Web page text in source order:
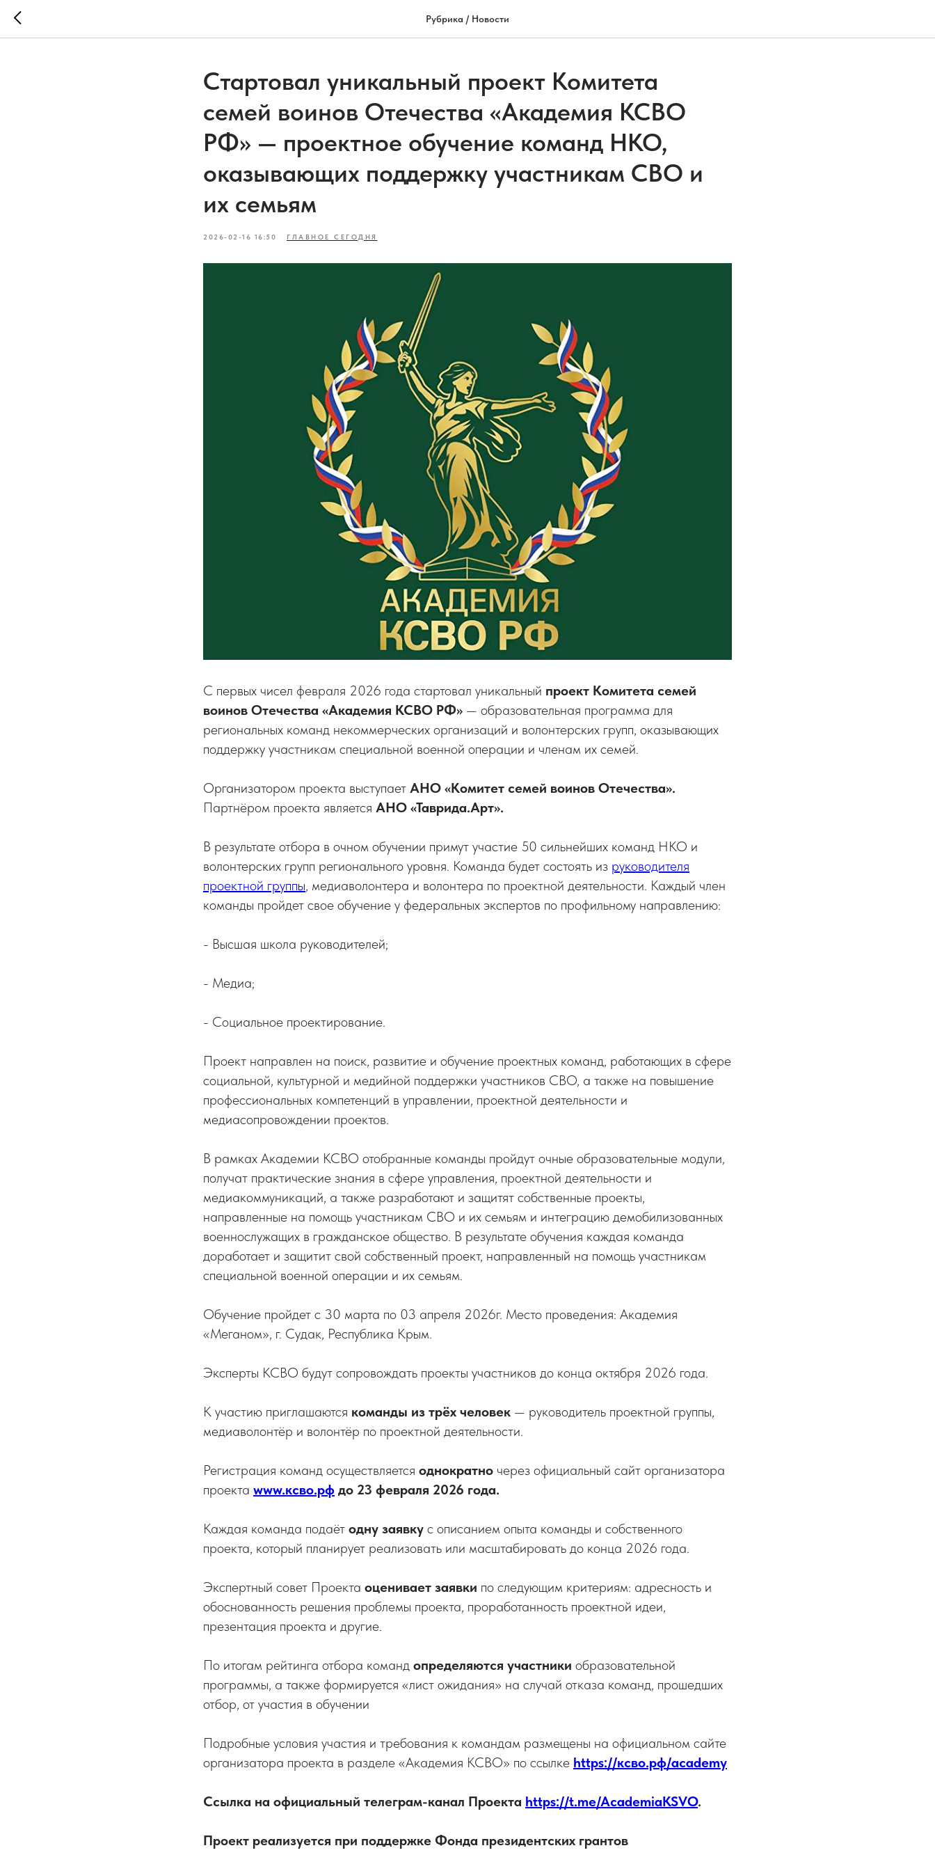
Рубрика / Новости
Стартовал уникальный проект Комитета
семей воинов Отечества «Академия КСВО
РФ» — проектное обучение команд НКО,
оказывающих поддержку участникам СВО и
их семьям
2026-02-16 16:50 ГЛАВНОЕ СЕГОДНЯ
С первых чисел февраля 2026 года стартовал уникальный проект Комитета семей
воинов Отечества «Академия КСВО РФ» — образовательная программа для
региональных команд некоммерческих организаций и волонтерских групп, оказывающих
поддержку участникам специальной военной операции и членам их семей.
Организатором проекта выступает АНО «Комитет семей воинов Отечества».
Партнёром проекта является АНО «Таврида.Арт».
В результате отбора в очном обучении примут участие 50 сильнейших команд НКО и
волонтерских групп регионального уровня. Команда будет состоять из руководителя
проектной группы, медиаволонтера и волонтера по проектной деятельности. Каждый член
команды пройдет свое обучение у федеральных экспертов по профильному направлению:
- Высшая школа руководителей;
- Медиа;
- Социальное проектирование.
Проект направлен на поиск, развитие и обучение проектных команд, работающих в сфере
социальной, культурной и медийной поддержки участников СВО, а также на повышение
профессиональных компетенций в управлении, проектной деятельности и
медиасопровождении проектов.
В рамках Академии КСВО отобранные команды пройдут очные образовательные модули,
получат практические знания в сфере управления, проектной деятельности и
медиакоммуникаций, а также разработают и защитят собственные проекты,
направленные на помощь участникам СВО и их семьям и интеграцию демобилизованных
военнослужащих в гражданское общество. В результате обучения каждая команда
доработает и защитит свой собственный проект, направленный на помощь участникам
специальной военной операции и их семьям.
Обучение пройдет с 30 марта по 03 апреля 2026г. Место проведения: Академия
«Меганом», г. Судак, Республика Крым.
Эксперты КСВО будут сопровождать проекты участников до конца октября 2026 года.
К участию приглашаются команды из трёх человек — руководитель проектной группы,
медиаволонтёр и волонтёр по проектной деятельности.
Регистрация команд осуществляется однократно через официальный сайт организатора
проекта www.ксво.рф до 23 февраля 2026 года.
Каждая команда подаёт одну заявку с описанием опыта команды и собственного
проекта, который планирует реализовать или масштабировать до конца 2026 года.
Экспертный совет Проекта оценивает заявки по следующим критериям: адресность и
обоснованность решения проблемы проекта, проработанность проектной идеи,
презентация проекта и другие.
По итогам рейтинга отбора команд определяются участники образовательной
программы, а также формируется «лист ожидания» на случай отказа команд, прошедших
отбор, от участия в обучении
Подробные условия участия и требования к командам размещены на официальном сайте
организатора проекта в разделе «Академия КСВО» по ссылке https://ксво.рф/academy
Ссылка на официальный телеграм-канал Проекта https://t.me/AcademiaKSVO.
Проект реализуется при поддержке Фонда президентских грантов